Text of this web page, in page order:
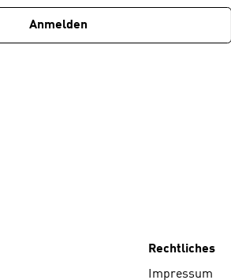
Anmelden
Rechtliches
Impressum